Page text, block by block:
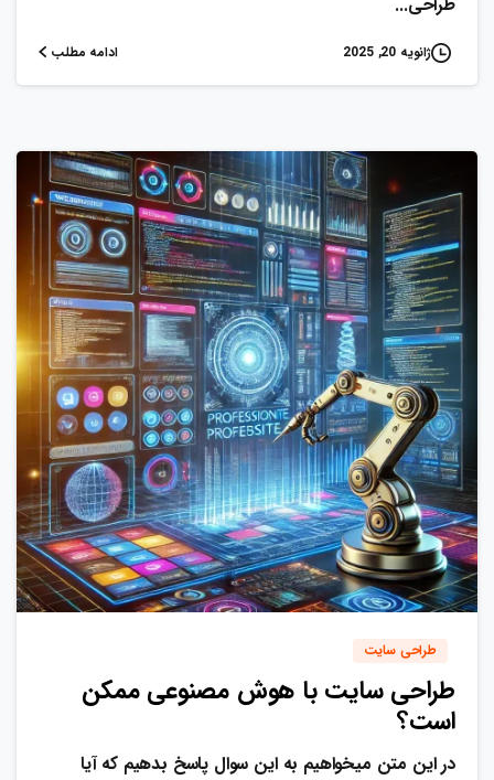
ژانویه 20, 2025 ادامه مطلب
0
0
طراحی سایت
طراحی سایت با هوش مصنوعی ممکن
است؟
در این متن میخواهیم به این سوال پاسخ بدهیم که آیا